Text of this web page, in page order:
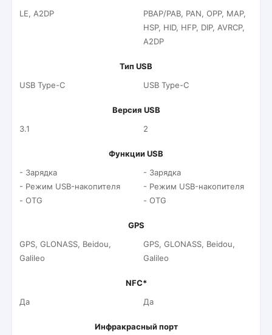
LE, A2DP
PBAP/PAB, PAN, OPP, MAP,
HSP, HID, HFP, DIP, AVRCP,
A2DP
Тип USB
USB Type-C
USB Type-C
Версия USB
3.1
2
Функции USB
- Зарядка
- Режим USB-накопителя
- OTG
- Зарядка
- Режим USB-накопителя
- OTG
GPS
GPS, GLONASS, Beidou,
Galileo
GPS, GLONASS, Beidou,
Galileo
NFC*
Да
Да
Инфракрасный порт